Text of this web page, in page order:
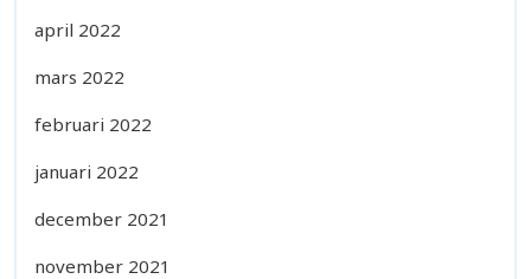
april 2022
mars 2022
februari 2022
januari 2022
december 2021
november 2021